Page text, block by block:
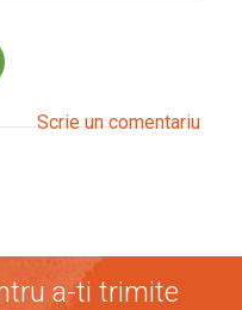
Scrie un comentariu
a-ti trimite